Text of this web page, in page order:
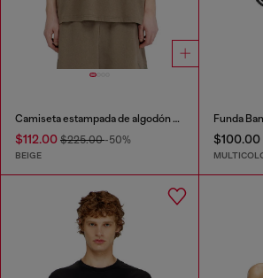
Camiseta estampada de algodón y cáñamo
$112.00 $225.00-50%
BEIGE
Funda
$100.00